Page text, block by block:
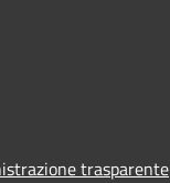
trasparente